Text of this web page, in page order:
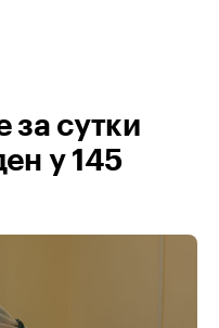
за сутки
у 145